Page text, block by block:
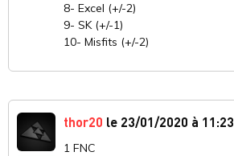
8- Excel (+/-2)
9- SK (+/-1)
10- Misfits (+/-2)
thor20 le 23/01/2020 à 11:23
1 FNC